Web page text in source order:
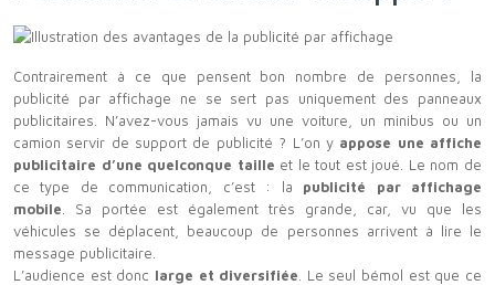
Contrairement à ce que pensent bon nombre de personnes, la
publicité par affichage ne se sert pas uniquement des panneaux
publicitaires. N’avez-vous jamais vu une voiture, un minibus ou un
camion servir de support de publicité ? L’on y appose une affiche
publicitaire d’une quelconque taille et le tout est joué. Le nom de
ce type de communication, c’est : la publicité par affichage
mobile . Sa portée est également très grande, car, vu que les
véhicules se déplacent, beaucoup de personnes arrivent à lire le
message publicitaire.
L’audience est donc large et diversifiée . Le seul bémol est que ce